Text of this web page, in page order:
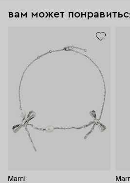
вам может
Marni